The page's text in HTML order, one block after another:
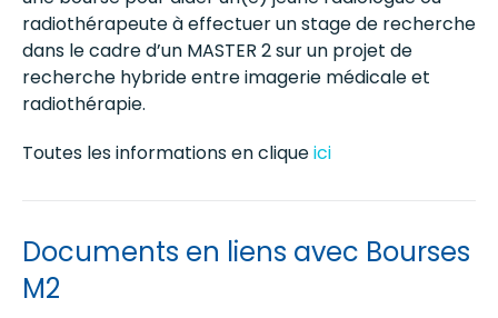
radiothérapeute à effectuer un stage de recherche
dans le cadre d’un MASTER 2 sur un projet de
recherche hybride entre imagerie médicale et
radiothérapie.
Toutes les informations en cliqueici
Documents en liens avec Bourses
M2